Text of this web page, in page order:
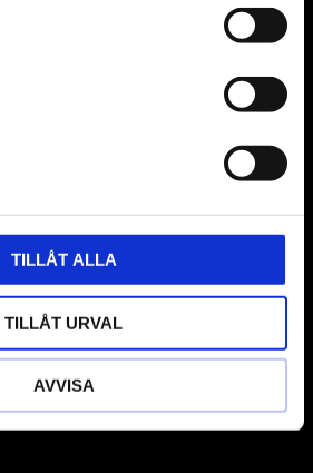
TILLÅT ALLA
TILLÅT URVAL
AVVISA
är KS Tools verktyg, ATH billyftar
luftmaskiner. Kontakta oss
då vi gör vårt yttersta för att hjälpa